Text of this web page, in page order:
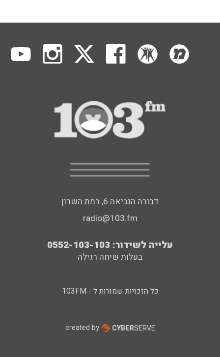
דבורה הנביאה 6, רמת השרון
radio@103.fm
עלייה לשידור: 0552-103-103
בעלות שיחה רגילה
כל הזכויות שמורות ל - 103FM
created by CYBERSERVE